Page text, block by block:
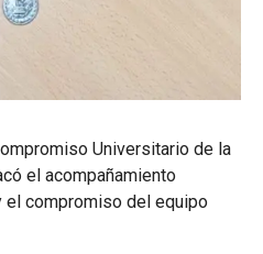
Universitario de la
el acompañamiento
el compromiso del equipo